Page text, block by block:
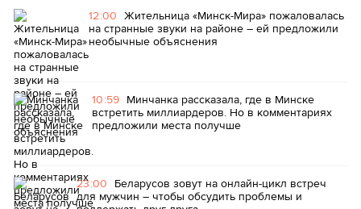
12:00 Жительница «Минск-Мира» пожаловалась
на странные звуки на районе – ей предложили
необычные объяснения
10:59 Минчанка рассказала, где в Минске
встретить миллиардеров. Но в комментариях
предложили места получше
23:00 Беларусов зовут на онлайн-цикл встреч
для мужчин – чтобы обсудить проблемы и